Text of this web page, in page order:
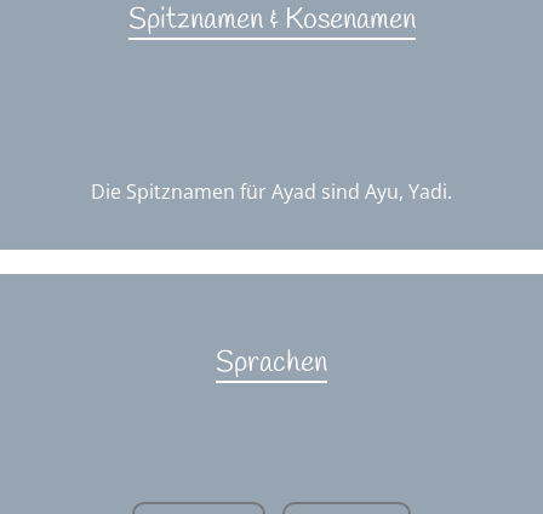
Spitznamen & Kosenamen
Die Spitznamen für Ayad sind Ayu, Yadi.
Sprachen